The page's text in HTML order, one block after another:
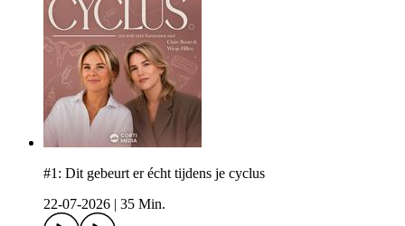
#1: Dit gebeurt er écht tijdens je cyclus
22-07-2026
35 Min.